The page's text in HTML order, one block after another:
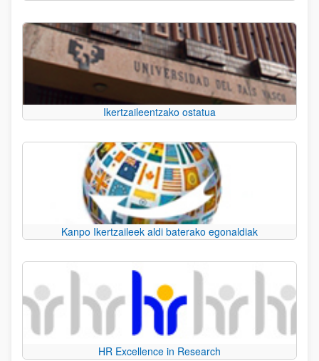
Ikertzaileentzako ostatua
Kanpo Ikertzaileek aldi baterako egonaldiak
HR Excellence in Research